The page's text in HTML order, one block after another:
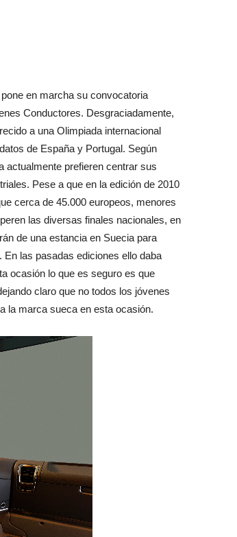
en marcha su convocatoria
Conductores. Desgraciadamente,
a una Olimpiada internacional
de España y Portugal. Según
actualmente prefieren centrar sus
Pese a que en la edición de 2010
cerca de 45.000 europeos, menores
las diversas finales nacionales, en
de una estancia en Suecia para
En las pasadas ediciones ello daba
ocasión lo que es seguro es que
claro que no todos los jóvenes
la marca sueca en esta ocasión.